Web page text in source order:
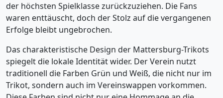
der höchsten Spielklasse zurückzuziehen. Die Fans
waren enttäuscht, doch der Stolz auf die vergangenen
Erfolge bleibt ungebrochen.
Das charakteristische Design der Mattersburg-Trikots
spiegelt die lokale Identität wider. Der Verein nutzt
traditionell die Farben Grün und Weiß, die nicht nur im
Trikot, sondern auch im Vereinswappen vorkommen.